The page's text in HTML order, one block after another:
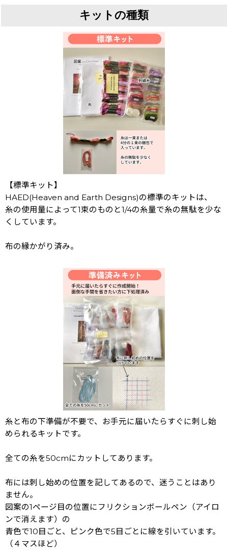
キットの種類
【標準キット】
HAED(Heaven and Earth Designs)の標準のキットは、
糸の使用量によって1束のものと1/4の糸量で糸の無駄を少な
くしています。
布の縁かがり済み。
糸と布の下準備が不要で、お手元に届いたらすぐに刺し始
められるキットです。
全ての糸を50cmにカットしてあります。
布には刺し始めの位置を記してあるので、迷うことはあり
ません。
図案の1ページ目の位置にフリクションボールペン（アイロ
ンで消えます）の
青色で10目ごと、ピンク色で5目ごとに線を引いています。
（４マスほど）